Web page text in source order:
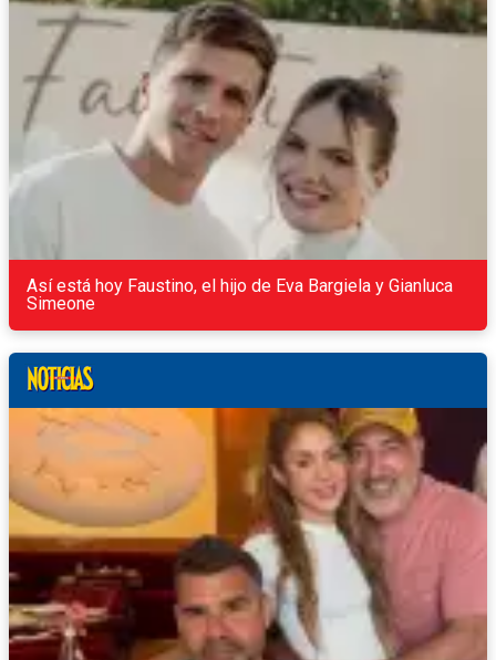
Así está hoy Faustino, el hijo de Eva Bargiela y Gianluca
Simeone